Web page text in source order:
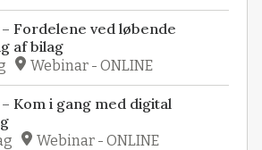
Fordelene ved løbende
af bilag
Webinar - ONLINE
Kom i gang med digital
Webinar - ONLINE